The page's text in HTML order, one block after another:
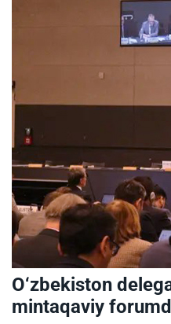
O‘zbekiston
mintaqaviy